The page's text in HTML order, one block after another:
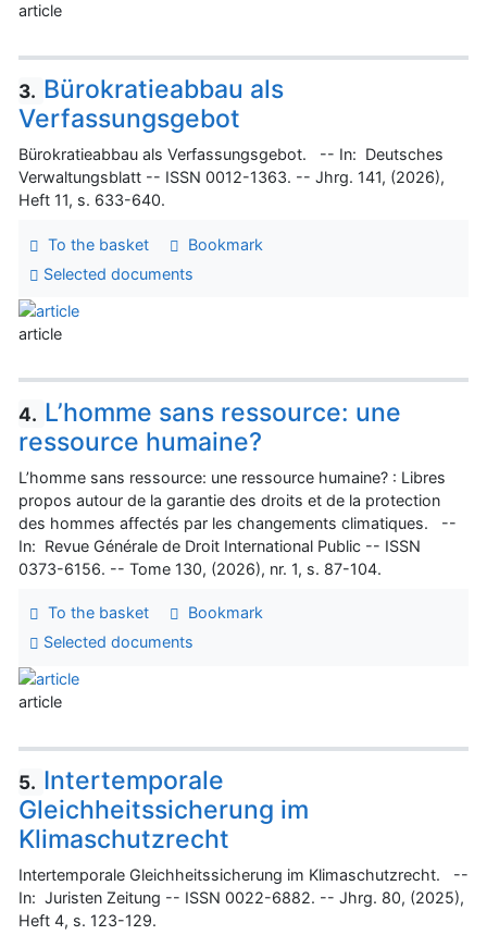
article
3. Bürokratieabbau als
Verfassungsgebot
Bürokratieabbau als Verfassungsgebot. -- In: Deutsches
Verwaltungsblatt -- ISSN 0012-1363. -- Jhrg. 141, (2026),
Heft 11, s. 633-640.
To the basket
Bookmark
Selected documents
article
4. L’homme sans ressource: une
ressource humaine?
L’homme sans ressource: une ressource humaine? : Libres
propos autour de la garantie des droits et de la protection
des hommes affectés par les changements climatiques. --
In: Revue Générale de Droit International Public -- ISSN
0373-6156. -- Tome 130, (2026), nr. 1, s. 87-104.
To the basket
Bookmark
Selected documents
article
5. Intertemporale
Gleichheitssicherung im
Klimaschutzrecht
Intertemporale Gleichheitssicherung im Klimaschutzrecht. --
In: Juristen Zeitung -- ISSN 0022-6882. -- Jhrg. 80, (2025),
Heft 4, s. 123-129.